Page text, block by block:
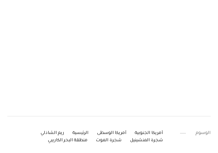
الوسوم أمريكا الجنوبية أمريكا الوسطى الرئيسية
ريم الشاذلي
شجرة المنشينيل
شجرة الموت منطقة البحر الكاريبي